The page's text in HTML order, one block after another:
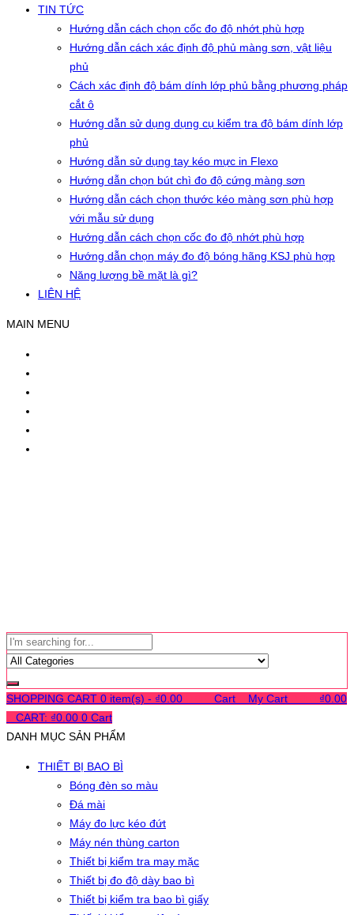
TIN TỨC
Hướng dẫn cách chọn cốc đo độ nhớt phù hợp
Hướng dẫn cách xác định độ phủ màng sơn, vật liệu
phủ
Cách xác định độ bám dính lớp phủ bằng phương pháp
cắt ô
Hướng dẫn sử dụng dụng cụ kiểm tra độ bám dính lớp
phủ
Hướng dẫn sử dụng tay kéo mực in Flexo
Hướng dẫn chọn bút chì đo độ cứng màng sơn
Hướng dẫn cách chọn thước kéo màng sơn phù hợp
với mẫu sử dụng
Hướng dẫn cách chọn cốc đo độ nhớt phù hợp
Hướng dẫn chọn máy đo độ bóng hãng KSJ phù hợp
Năng lượng bề mặt là gì?
LIÊN HỆ
MAIN MENU
SHOPPING CART 0 item(s) - ₫0.00 Cart My Cart ₫0.00
CART: ₫0.00 0 Cart
DANH MỤC SẢN PHẨM
THIẾT BỊ BAO BÌ
Bóng đèn so màu
Đá mài
Máy đo lực kéo đứt
Máy nén thùng carton
Thiết bị kiểm tra may mặc
Thiết bị đo độ dày bao bì
Thiết bị kiểm tra bao bì giấy